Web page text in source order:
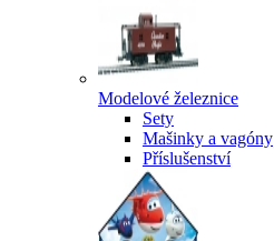
Modelové železnice
Sety
Mašinky a vagóny
Příslušenství